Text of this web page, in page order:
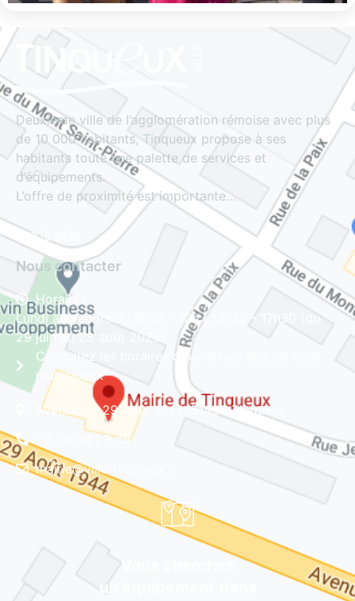
Deuxième ville de l’agglomération rémoise avec plus
de 10 000 habitants, Tinqueux propose à ses
habitants toute une palette de services et
d’équipements.
L’offre de proximité est importante…
Lire la suite
Nous contacter
Horaires
Lundi au vendredi : 8h30 - 12h | 13h30 - 17h30 (du
29 juin au 28 août 2026)
Consultez les horaires d'ouverture des services
municipaux
Avenue du 29 Août 1944, 51430 Tinqueux
03 26 08 23 45
mairie@ville-tinqueux.fr
Vous cherchez
un équipement dans